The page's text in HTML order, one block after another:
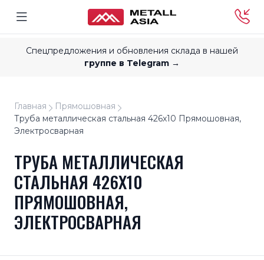
Спецпредложения и обновления склада в нашей
группе в Telegram →
Главная
Прямошовная
Труба металлическая стальная 426x10 Прямошовная,
Электросварная
ТРУБА МЕТАЛЛИЧЕСКАЯ
СТАЛЬНАЯ 426X10
ПРЯМОШОВНАЯ,
ЭЛЕКТРОСВАРНАЯ